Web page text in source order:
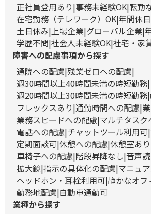
正社員登用あり 事務未経験OK 転勤
在宅勤務（テレワーク）OK 年間休
土日休み 上場企業 グローバル企業
学歴不問 社会人未経験OK 社宅・家
障害への配慮事項から探す
通院への配慮 残業ゼロへの配慮
週30時間以上40時間未満の時短勤務
週20時間以上30時間未満の時短勤務
フレックスあり 通勤時間への配慮
業務スピードへの配慮 マルチタスク
電話への配慮 チャットツール利用可
定期面談可 休憩への配慮 休憩室あり
車椅子への配慮 階段昇降なし 音声
拡大鏡 指示の具体化の配慮 マニュ
ヘッドホン・耳栓利用可 静かなオフ
勤務地配慮 自動車通勤可
業種から探す